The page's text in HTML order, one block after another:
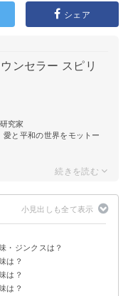
シェア
ンセラー スピリ
究家
と平和の世界をモットー
・ジンクスは？
は？
意味
は？
意味
意味
は？